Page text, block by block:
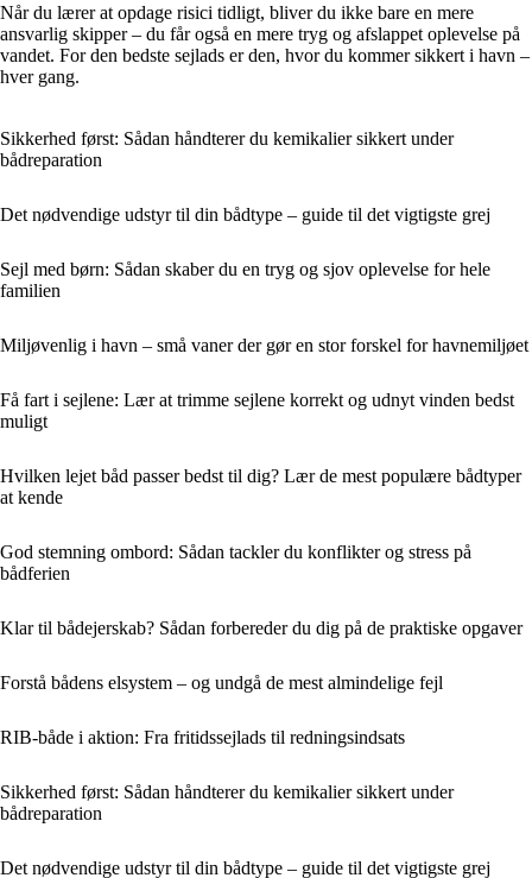
Når du lærer at opdage risici tidligt, bliver du ikke bare en mere
ansvarlig skipper – du får også en mere tryg og afslappet oplevelse på
vandet. For den bedste sejlads er den, hvor du kommer sikkert i havn –
hver gang.
Sikkerhed først: Sådan håndterer du kemikalier sikkert under
bådreparation
Det nødvendige udstyr til din bådtype – guide til det vigtigste grej
Sejl med børn: Sådan skaber du en tryg og sjov oplevelse for hele
familien
Miljøvenlig i havn – små vaner der gør en stor forskel for havnemiljøet
Få fart i sejlene: Lær at trimme sejlene korrekt og udnyt vinden bedst
muligt
Hvilken lejet båd passer bedst til dig? Lær de mest populære bådtyper
at kende
God stemning ombord: Sådan tackler du konflikter og stress på
bådferien
Klar til bådejerskab? Sådan forbereder du dig på de praktiske opgaver
Forstå bådens elsystem – og undgå de mest almindelige fejl
RIB-både i aktion: Fra fritidssejlads til redningsindsats
Sikkerhed først: Sådan håndterer du kemikalier sikkert under
bådreparation
Det nødvendige udstyr til din bådtype – guide til det vigtigste grej